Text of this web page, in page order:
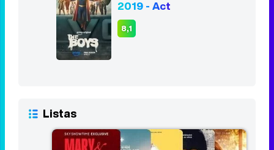
2019 - Act
8,1
Listas